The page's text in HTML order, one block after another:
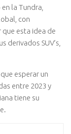
la Tundra,
con
que esta idea de
SUV’s,
esperar un
entre 2023 y
tiene su